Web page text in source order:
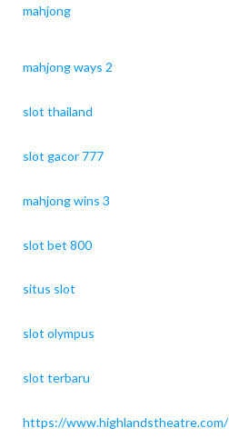
mahjong
mahjong ways 2
slot thailand
slot gacor 777
mahjong wins 3
slot bet 800
situs slot
slot olympus
slot terbaru
https://www.highlandstheatre.com/